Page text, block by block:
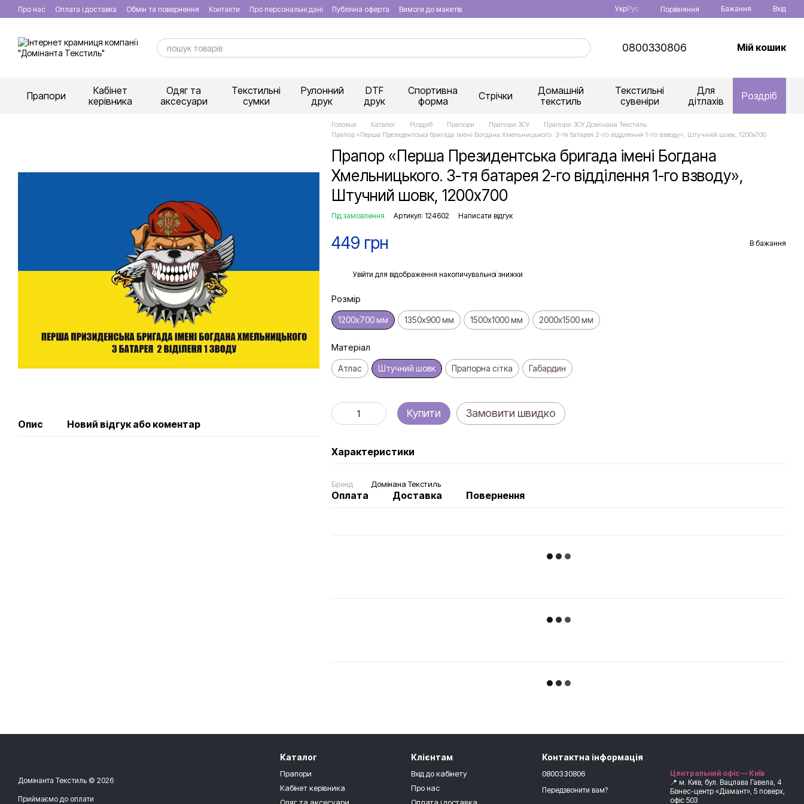
Перейти к основному контенту
Про нас Оплата і доставка Обмін та повернення Контакти Про персональні дані Публічна оферта Вимоги до макетів УкрРус Порівняння Бажання Вхід
0800330806 Мій кошик
Прапори
Кабінет
керівника
Одяг та
аксесуари
Текстильні
сумки
Рулонний
друк
DTF
друк
Спортивна
форма
Стрічки
Домашній
текстиль
Текстильні
сувеніри
Для
дітлахів
Роздріб
Опис Новий відгук або коментар
Головна Каталог Роздріб Прапори Прапори ЗСУ
Прапори ЗСУ Домінана Текстиль
Прапор «Перша Президентська бригада імені Богдана Хмельницького. 3-тя батарея 2-го відділення 1-го взводу», Штучний шовк, 1200х700
Прапор «Перша Президентська бригада імені Богдана
Хмельницького. 3-тя батарея 2-го відділення 1-го взводу»,
Штучний шовк, 1200х700
Під замовлення Артикул: 124602 Написати відгук
449 грн В бажання
Увійти для відображення накопичувальної знижки
Розмір
1200х700 мм 1350х900 мм 1500х1000 мм 2000х1500 мм
Матеріал
Атлас Штучний шовк Прапорна сітка Габардин
Купити Замовити швидко
Характеристики
Бренд Домінана Текстиль
Оплата Доставка Повернення
Домінанта Текстиль © 2026
Приймаємо до оплати
Каталог
Прапори
Кабінет керівника
Клієнтам
Вхід до кабінету
Про нас
Контактна інформація
0800330806
Передзвонити вам?
Центральний офіс — Київ
📍 м. Київ, бул. Вацлава Гавела, 4
Бізнес-центр «Діамант», 5 поверх,
офіс 503